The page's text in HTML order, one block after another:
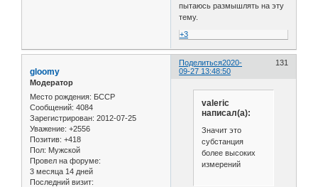
пытаюсь размышлять на эту
тему.
+3
Поделиться 131
2020-
09-27 13:48:50
gloomy
Модератор
Место рождения: БССР
Сообщений: 4084
Зарегистрирован: 2012-07-25
Уважение: +2556
Позитив: +418
Пол: Мужской
Провел на форуме:
3 месяца 14 дней
Последний визит:
valeric
написал(а):
Значит это
субстанция
более высоких
измерений